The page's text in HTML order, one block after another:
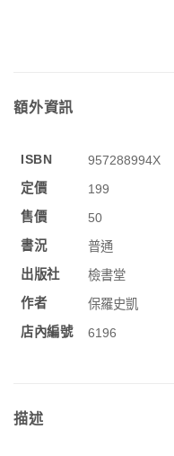
額外資訊
ISBN
957288994X
定價
199
售價
50
書況
普通
出版社
檢書堂
作者
保羅史凱
店內編號
6196
描述